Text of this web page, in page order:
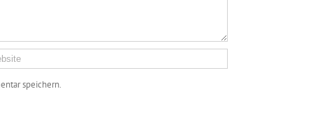
speichern.